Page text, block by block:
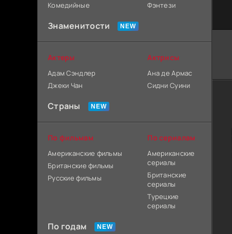
Комедийные
Фэнтези
Знаменитости
Актеры
Адам Сэндлер
Джеки Чан
Актрисы
Ана де Армас
Сидни Суини
Страны
По фильмам
Американские фильмы
Британские фильмы
Русские фильмы
По сериалам
Американские
сериалы
Британские
сериалы
Турецкие
сериалы
По годам